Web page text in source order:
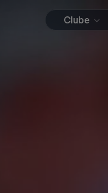
Clube